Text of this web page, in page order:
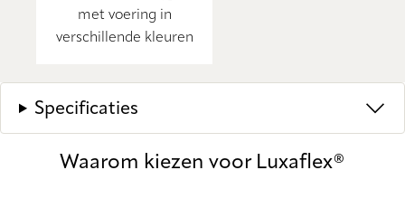
met voering in
verschillende kleuren
Specificaties
Waarom kiezen voor Luxaflex®